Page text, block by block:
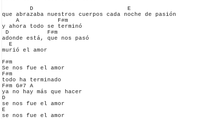
        D                           E
que abrazaba nuestros cuerpos cada noche de pasión
    A           F#m
y ahora todo se terminó
D           F#m
adonde está, que nos pasó
  E
murió el amor
F#m
Se nos fue el amor
F#m
todo ha terminado
F#m G#7 A
ya no hay más que hacer
D
se nos fue el amor
E
se nos fue el amor